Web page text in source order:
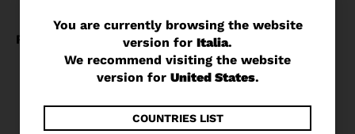
You
are
currently
You are currently browsing the website
version for Italia.
We recommend visiting the website
version for United States.
COUNTRIES LIST